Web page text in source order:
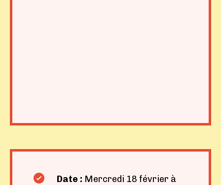
Date : Mercredi 18 février à